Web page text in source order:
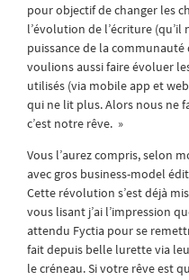
pour objectif de changer les
l’évolution de l’écriture
puissance de la
voulions aussi faire évoluer
utilisés (via mobile app et
qui ne lit plus. Alors nous ne
c’est notre rêve. »
Vous l’aurez compris, selon
avec gros business-model
Cette révolution s’est déjà
vous lisant j’ai l’impression
attendu Fyctia pour se
fait depuis belle lurette via
le créneau. Si votre rêve est